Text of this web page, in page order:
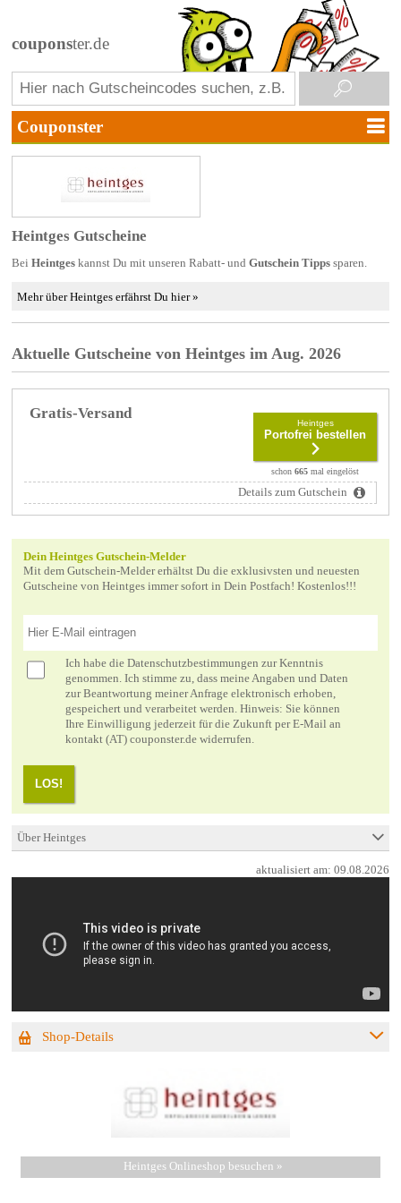
couponster.de
Heintges Gutscheine
Bei Heintgeskannst Du mit unseren Rabatt- und Gutschein Tippssparen.
Mehr über Heintges erfährst Du hier »
Aktuelle Gutscheine von Heintges im Aug. 2026
Gratis-Versand
Heintges
Portofrei bestellen
schon665 mal eingelöst
Details zum Gutschein
Dein Heintges Gutschein-Melder
Mit dem Gutschein-Melder erhältst Du die exklusivsten und neuesten
Gutscheine von Heintges immer sofort in Dein Postfach! Kostenlos!!!
Ich habe die Datenschutzbestimmungen zur Kenntnis
genommen. Ich stimme zu, dass meine Angaben und Daten
zur Beantwortung meiner Anfrage elektronisch erhoben,
gespeichert und verarbeitet werden. Hinweis: Sie können
Ihre Einwilligung jederzeit für die Zukunft per E-Mail an
kontakt (AT) couponster.de widerrufen.
LOS!
Über Heintges
aktualisiert am:09.08.2026
Shop-Details
Heintges Onlineshop besuchen »